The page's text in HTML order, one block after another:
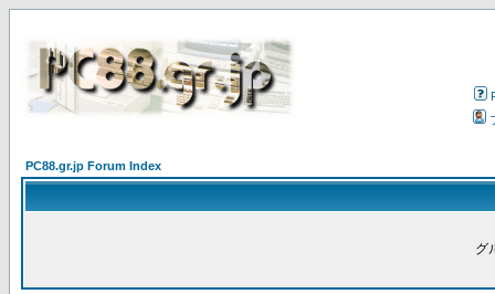
PC88.gr.jp Forum Index
グ